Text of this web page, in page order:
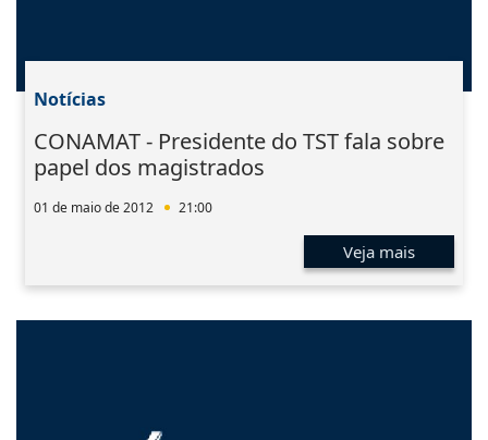
Notícias
CONAMAT - Presidente do TST fala sobre
papel dos magistrados
01 de maio de 2012 21:00
Veja mais